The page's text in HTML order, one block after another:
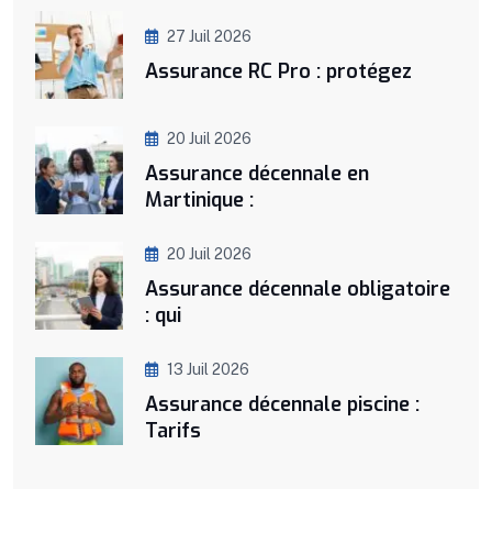
27 Juil 2026
Assurance RC Pro : protégez
20 Juil 2026
Assurance décennale en
Martinique :
20 Juil 2026
Assurance décennale obligatoire
: qui
13 Juil 2026
Assurance décennale piscine :
Tarifs